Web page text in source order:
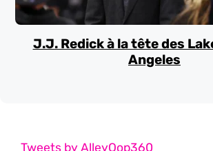
J.J. Redick à la tête des
Angeles
Tweets by AlleyOop360